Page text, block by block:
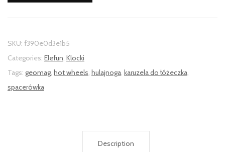
SKU: f390e0d3e1b5
Categories: Elefun, Klocki
Tags: geomag, hot wheels, hulajnoga, karuzela do łóżeczka,
spacerówka
Description